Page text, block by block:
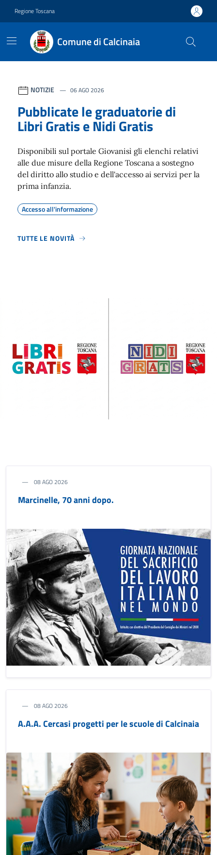
Regione Toscana
Comune di Calcinaia
Contenuti in evidenza
NOTIZIE 06 AGO 2026
Pubblicate le graduatorie di
Libri Gratis e Nidi Gratis
Disponibili sul portale Giovanisì gli elenchi relativi
alle due misure della Regione Toscana a sostegno
del diritto allo studio e dell'accesso ai servizi per la
prima infanzia.
Accesso all'informazione
TUTTE LE NOVITÀ
08 AGO 2026
Marcinelle, 70 anni dopo.
08 AGO 2026
A.A.A. Cercasi progetti per le scuole di Calcinaia